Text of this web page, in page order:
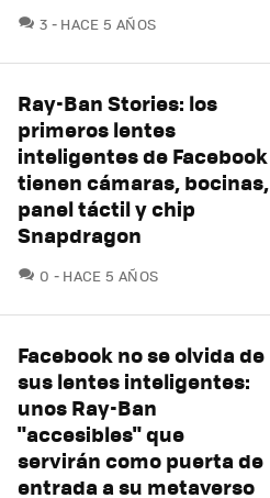
3 COMENTARIOS
HACE 5 AÑOS
Ray-Ban Stories: los
primeros lentes
inteligentes de Facebook
tienen cámaras, bocinas,
panel táctil y chip
Snapdragon
0 COMENTARIOS
HACE 5 AÑOS
Facebook no se olvida de
sus lentes inteligentes:
unos Ray-Ban
"accesibles" que
servirán como puerta de
entrada a su metaverso